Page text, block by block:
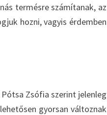
termésre számítanak, az
hozni, vagyis érdemben
Zsófia szerint jelenleg
gyorsan változnak